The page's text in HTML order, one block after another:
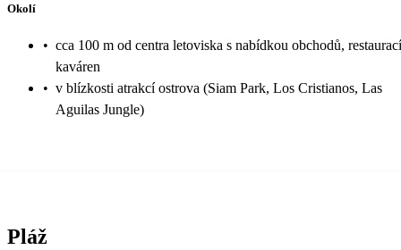
Okolí
• cca 100 m od centra letoviska s nabídkou obchodů,
kaváren
• v blízkosti atrakcí ostrova (Siam Park, Los Cristianos, Las
Aguilas Jungle)
Pláž